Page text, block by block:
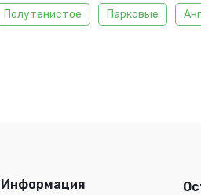
Полутенистое Парковые
Информация